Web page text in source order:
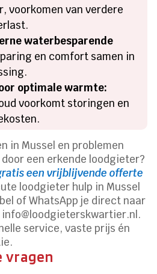
voorkomen van verdere
waterbesparende
en comfort samen in
optimale warmte:
voorkomt storingen en
in Mussel en problemen
een erkende loodgieter?
een vrijblijvende offerte
loodgieter hulp in Mussel
of WhatsApp je direct naar
info@loodgieterskwartier.nl.
service, vaste prijs én
vragen